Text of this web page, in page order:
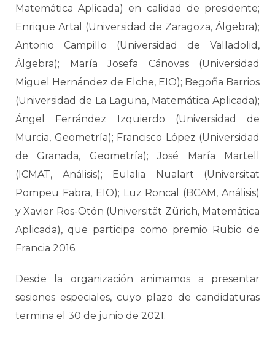
Matemática Aplicada) en calidad de presidente;
Enrique Artal (Universidad de Zaragoza, Álgebra);
Antonio Campillo (Universidad de Valladolid,
Álgebra); María Josefa Cánovas (Universidad
Miguel Hernández de Elche, EIO); Begoña Barrios
(Universidad de La Laguna, Matemática Aplicada);
Ángel Ferrández Izquierdo (Universidad de
Murcia, Geometría); Francisco López (Universidad
de Granada, Geometría); José María Martell
(ICMAT, Análisis); Eulalia Nualart (Universitat
Pompeu Fabra, EIO); Luz Roncal (BCAM, Análisis)
y Xavier Ros-Otón (Universität Zürich, Matemática
Aplicada), que participa como premio Rubio de
Francia 2016.
Desde la organización animamos a presentar
sesiones especiales, cuyo plazo de candidaturas
termina el 30 de junio de 2021.